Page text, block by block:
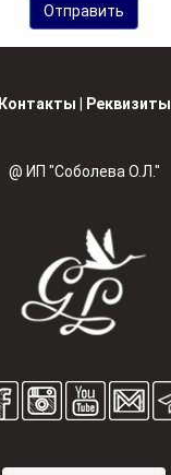
Контакты Реквизиты
@ ИП "Соболева О.Л."